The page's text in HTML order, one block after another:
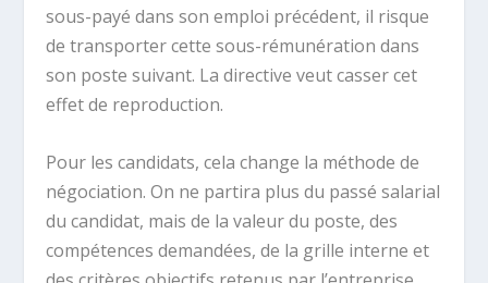
sous-payé dans son emploi précédent, il risque
de transporter cette sous-rémunération dans
son poste suivant. La directive veut casser cet
effet de reproduction.
Pour les candidats, cela change la méthode de
négociation. On ne partira plus du passé salarial
du candidat, mais de la valeur du poste, des
compétences demandées, de la grille interne et